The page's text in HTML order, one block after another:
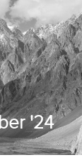
'24